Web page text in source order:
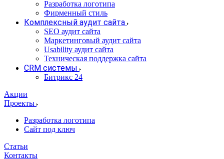
Разработка логотипа
Фирменный стиль
Комплексный аудит сайта
SEO аудит сайта
Маркетинговый аудит сайта
Usability аудит сайта
Техническая поддержка сайта
CRM системы
Битрикс 24
Акции
Проекты
Разработка логотипа
Сайт под ключ
Статьи
Контакты